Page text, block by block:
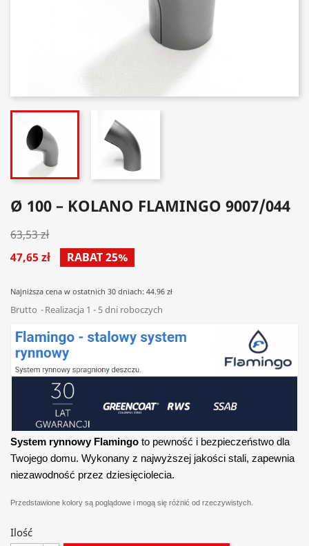
Ø 100 – KOLANO FLAMINGO 9007/044
63,53 zł
47,65 zł
RABAT 25%
Najniższa cena w ostatnich 30 dniach: 44.96 zł
Brutto Realizacja 1 - 5 dni roboczych
System rynnowy Flamingo to pewność i bezpieczeństwo dla
Twojego domu. Wykonany z najwyższej jakości stali, zapewnia
niezawodność przez dziesięciolecia.
Przedstawione kolory są poglądowe i mogą się różnić od rzeczywistych.
Ilość